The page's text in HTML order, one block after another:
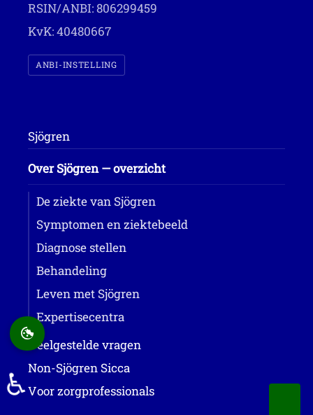
RSIN/ANBI: 806299459
KvK: 40480667
ANBI-INSTELLING
Sjögren
Over Sjögren — overzicht
De ziekte van Sjögren
Symptomen en ziektebeeld
Diagnose stellen
Behandeling
Leven met Sjögren
Expertisecentra
Veelgestelde vragen
Non-Sjögren Sicca
Voor zorgprofessionals